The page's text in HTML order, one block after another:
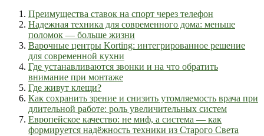
Преимущества ставок на спорт через телефон
Надежная техника для современного дома: меньше
поломок — больше жизни
Варочные центры Korting: интегрированное решение
для современной кухни
Где устанавливаются звонки и на что обратить
внимание при монтаже
Где живут клещи?
Как сохранить зрение и снизить утомляемость врача при
длительной работе: роль увеличительных систем
Европейское качество: не миф, а система — как
формируется надёжность техники из Старого Света